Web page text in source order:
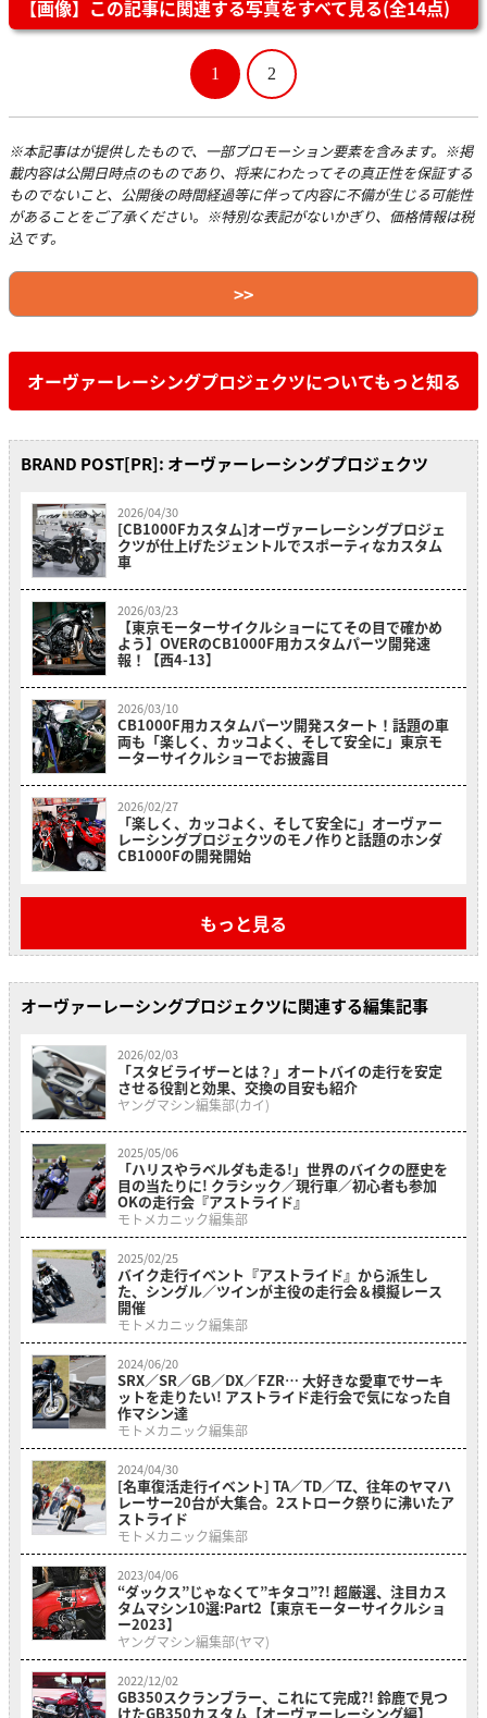
【画像】この記事に関連する写真をすべて見る(全14点)
1 2
※本記事はが提供したもので、一部プロモーション要素を含みます。※掲
載内容は公開日時点のものであり、将来にわたってその真正性を保証する
ものでないこと、公開後の時間経過等に伴って内容に不備が生じる可能性
があることをご了承ください。※特別な表記がないかぎり、価格情報は税
込です。
>>
オーヴァーレーシングプロジェクツについてもっと知る
BRAND POST[PR]: オーヴァーレーシングプロジェクツ
2026/04/30
[CB1000Fカスタム]オーヴァーレーシングプロジェ
クツが仕上げたジェントルでスポーティなカスタム
車
2026/03/23
【東京モーターサイクルショーにてその目で確かめ
よう】OVERのCB1000F用カスタムパーツ開発速
報！【西4-13】
2026/03/10
CB1000F用カスタムパーツ開発スタート！話題の車
両も「楽しく、カッコよく、そして安全に」東京モ
ーターサイクルショーでお披露目
2026/02/27
「楽しく、カッコよく、そして安全に」オーヴァー
レーシングプロジェクツのモノ作りと話題のホンダ
CB1000Fの開発開始
もっと見る
オーヴァーレーシングプロジェクツに関連する編集記事
2026/02/03
「スタビライザーとは？」オートバイの走行を安定
させる役割と効果、交換の目安も紹介
ヤングマシン編集部(カイ)
2025/05/06
「ハリスやラベルダも走る!」世界のバイクの歴史を
目の当たりに! クラシック／現行車／初心者も参加
OKの走行会『アストライド』
モトメカニック編集部
2025/02/25
バイク走行イベント『アストライド』から派生し
た、シングル／ツインが主役の走行会＆模擬レース
開催
モトメカニック編集部
2024/06/20
SRX／SR／GB／DX／FZR… 大好きな愛車でサーキ
ットを走りたい! アストライド走行会で気になった自
作マシン達
モトメカニック編集部
2024/04/30
[名車復活走行イベント] TA／TD／TZ、往年のヤマハ
レーサー20台が大集合。2ストローク祭りに沸いたア
ストライド
モトメカニック編集部
2023/04/06
“ダックス”じゃなくて”キタコ”?! 超厳選、注目カス
タムマシン10選:Part2【東京モーターサイクルショ
ー2023】
ヤングマシン編集部(ヤマ)
2022/12/02
GB350スクランブラー、これにて完成?! 鈴鹿で見つ
けたGB350カスタム【オーヴァーレーシング編】